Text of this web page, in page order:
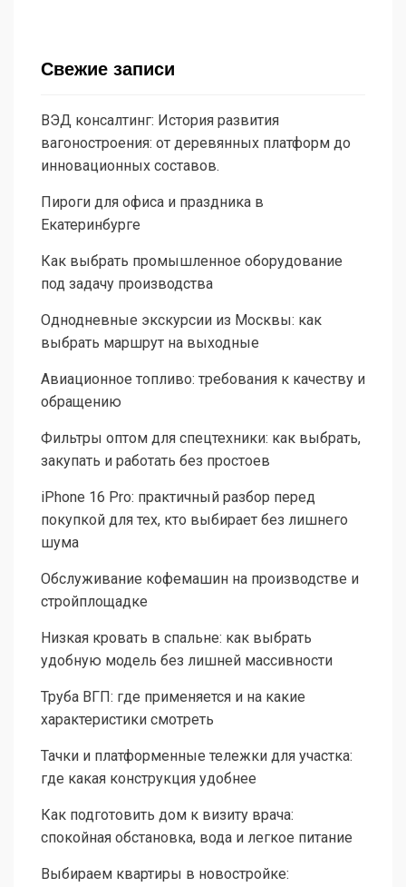
Свежие записи
ВЭД консалтинг: История развития
вагоностроения: от деревянных платформ до
инновационных составов.
Пироги для офиса и праздника в
Екатеринбурге
Как выбрать промышленное оборудование
под задачу производства
Однодневные экскурсии из Москвы: как
выбрать маршрут на выходные
Авиационное топливо: требования к качеству и
обращению
Фильтры оптом для спецтехники: как выбрать,
закупать и работать без простоев
iPhone 16 Pro: практичный разбор перед
покупкой для тех, кто выбирает без лишнего
шума
Обслуживание кофемашин на производстве и
стройплощадке
Низкая кровать в спальне: как выбрать
удобную модель без лишней массивности
Труба ВГП: где применяется и на какие
характеристики смотреть
Тачки и платформенные тележки для участка:
где какая конструкция удобнее
Как подготовить дом к визиту врача:
спокойная обстановка, вода и легкое питание
Выбираем квартиры в новостройке: